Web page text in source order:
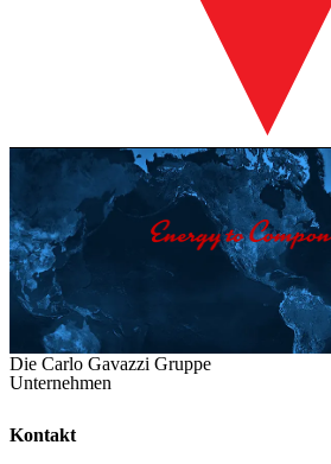
Die Carlo Gavazzi Gruppe
Unternehmen
Kontakt